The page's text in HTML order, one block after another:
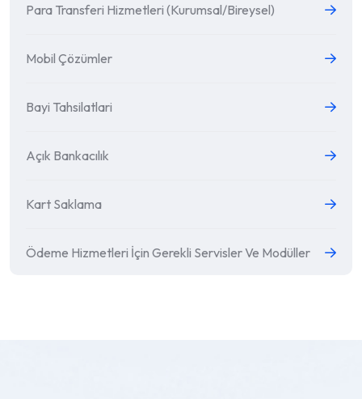
Para Transferi Hizmetleri (Kurumsal/Bireysel)
Mobil Çözümler
Bayi Tahsilatlari
Açık Bankacılık
Kart Saklama
Ödeme Hizmetleri İçin Gerekli Servisler Ve Modüller